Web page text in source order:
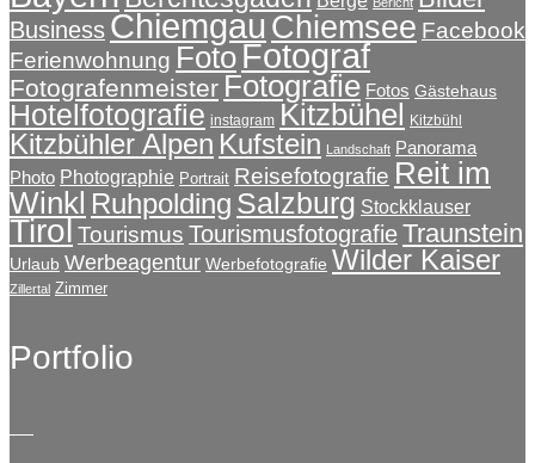
Bericht
Business Chiemgau Chiemsee Facebook
Ferienwohnung Foto Fotograf
Fotografenmeister Fotografie Fotos Gästehaus
Hotelfotografie instagram Kitzbühel Kitzbühl
Kitzbühler Alpen Kufstein Landschaft Panorama
Photo Photographie Portrait Reisefotografie Reit im
Winkl Ruhpolding Salzburg Stockklauser
Tirol Tourismus TourismusfotografieTraunstein
Urlaub Werbeagentur Werbefotografie Wilder Kaiser
Zillertal Zimmer
Portfolio